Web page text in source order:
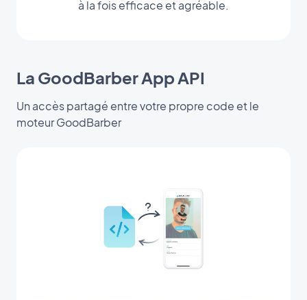
à la fois efficace et agréable.
La GoodBarber App API
Un accès partagé entre votre propre code et le
moteur GoodBarber